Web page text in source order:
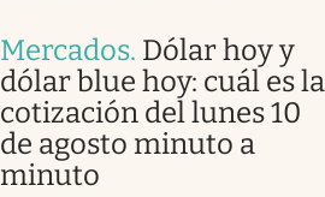
Mercados. Dólar hoy y
dólar blue hoy: cuál es la
cotización del lunes 10
de agosto minuto a
minuto